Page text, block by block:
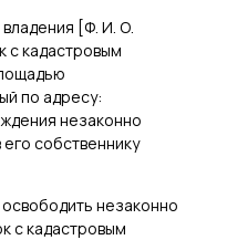
[Ф. И. О.
с кадастровым
по адресу:
незаконно
собственнику
незаконно
с кадастровым